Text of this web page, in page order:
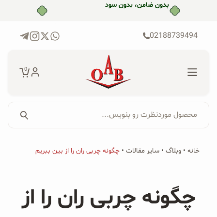
02188739494
0
برای:
جستجو...
پکیج‌ها
محصولات ارگانیک
محصول موردنظرت رو بنویس...
خانه • وبلاگ • سایر مقالات • چگونه چربی ران را از بین ببریم
چگونه چربی ران را از